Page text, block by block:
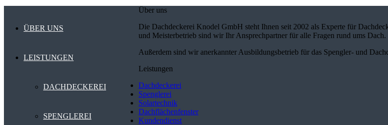
ÜBER UNS
LEISTUNGEN
DACHDECKEREI
SPENGLEREI
Über uns
Die Dachdeckerei Knodel GmbH steht Ihnen seit 2002 als Experte für
und Meisterbetrieb sind wir Ihr Ansprechpartner für alle Fragen rund ums Dach.
Außerdem sind wir anerkannter Ausbildungsbetrieb für das Spengler- und
Leistungen
Dachdeckerei
Spenglerei
Solartechnik
Dachflächenfenster
Kundendienst